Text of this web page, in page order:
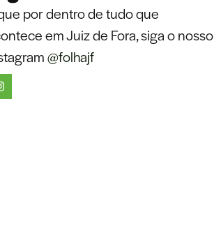
por dentro de tudo que
em Juiz de Fora, siga o nosso
@folhajf